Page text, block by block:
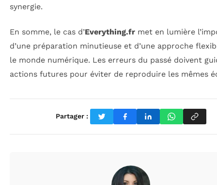
synergie.
En somme, le cas d’Everything.fr met en lumière
d’une préparation minutieuse et d’une approche
le monde numérique. Les erreurs du passé doivent
actions futures pour éviter de reproduire les mêmes
Partager :